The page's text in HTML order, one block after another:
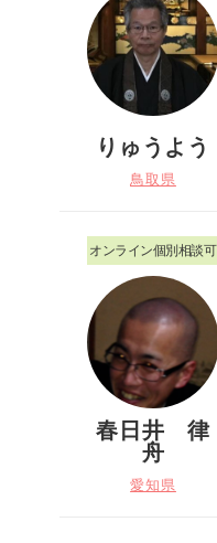
りゅうよう
鳥取県
オンライン個別相談可
春日井 律
舟
愛知県